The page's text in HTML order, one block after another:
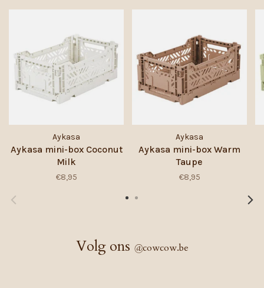
Aykasa
Aykasa mini-box Coconut
Milk
€8,95
Aykasa
Aykasa mini-box Warm
Taupe
€8,95
Volg ons @cowcow.be